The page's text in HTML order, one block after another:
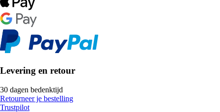
Levering en retour
30 dagen bedenktijd
Retourneer je bestelling
Trustpilot